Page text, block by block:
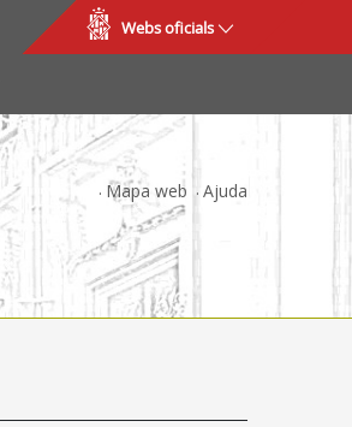
Webs oficials
Mapa web Ajuda